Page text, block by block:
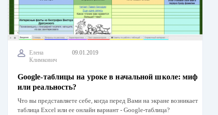
Елена
Климкович
09.01.2019
Google-таблицы на уроке в начальной школе: миф
или реальность?
Что вы представляете себе, когда перед Вами на экране возникает
таблица Excel или ее онлайн вариант - Google-таблица?